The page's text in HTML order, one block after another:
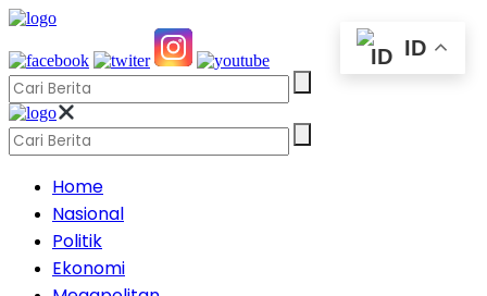
Home
Nasional
Politik
Ekonomi
ID